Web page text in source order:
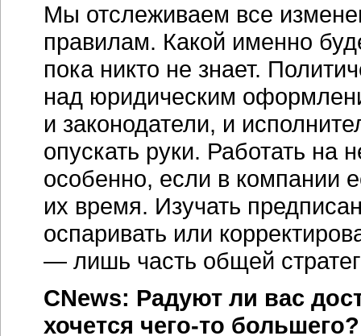
Мы отслеживаем все
правилам. Какой именно
пока никто не знает.
над юридическим
и законодатели, и
опускать руки. Работать на
особенно, если в компании
их время. Изучать
оспаривать или
— лишь часть общей
CNews: Радуют ли вас
хочется чего-то большего?